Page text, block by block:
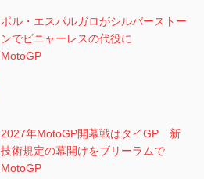
ポル・エスパルガロがシルバーストー
ンでビニャーレスの代役に
MotoGP
2027年MotoGP開幕戦はタイGP 新
技術規定の幕開けをブリーラムで
MotoGP